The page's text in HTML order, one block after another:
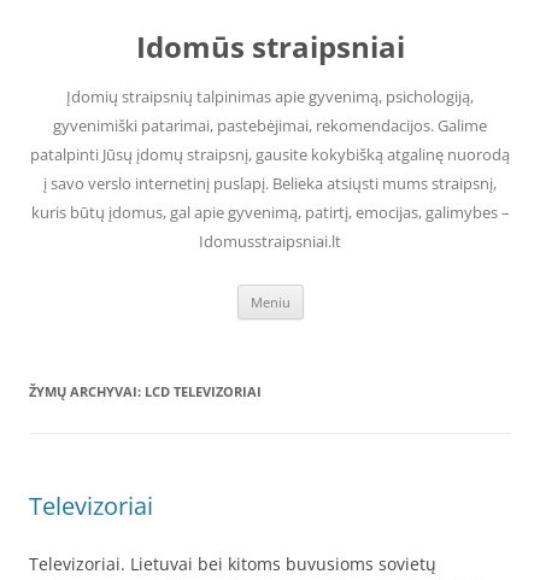
Idomūs straipsniai
Įdomių straipsnių talpinimas apie gyvenimą, psichologiją,
gyvenimiški patarimai, pastebėjimai, rekomendacijos. Galime
patalpinti Jūsų įdomų straipsnį, gausite kokybišką atgalinę nuorodą
į savo verslo internetinį puslapį. Belieka atsiųsti mums straipsnį,
kuris būtų įdomus, gal apie gyvenimą, patirtį, emocijas, galimybes –
Idomusstraipsniai.lt
Meniu
ŽYMŲ ARCHYVAI: LCD TELEVIZORIAI
Televizoriai
Televizoriai. Lietuvai bei kitoms buvusioms sovietų